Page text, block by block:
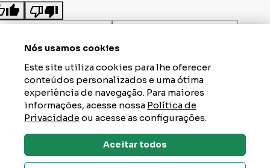
Nós usamos cookies
Este site utiliza cookies para lhe oferecer
conteúdos personalizados e uma ótima
experiência de navegação. Para maiores
informações, acesse nossa Política de
Privacidadeou acesse as configurações.
Aceitar todos